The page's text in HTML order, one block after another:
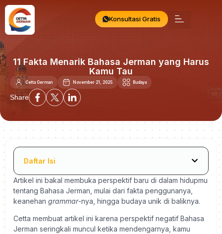
Konsultasi Gratis
11 Fakta Menarik Bahasa Jerman yang Harus
Kamu Tau
Cetta German November 21, 2025 Budaya
Share
Daftar Isi
Artikel ini bakal membuka perspektif baru di dalam hidupmu
tentang Bahasa Jerman, mulai dari fakta penggunanya,
keanehan grammar-nya, hingga budaya unik di baliknya.
Cetta membuat artikel ini karena perspektif negatif Bahasa
Jerman seringkali muncul ketika mendengarnya, kamu